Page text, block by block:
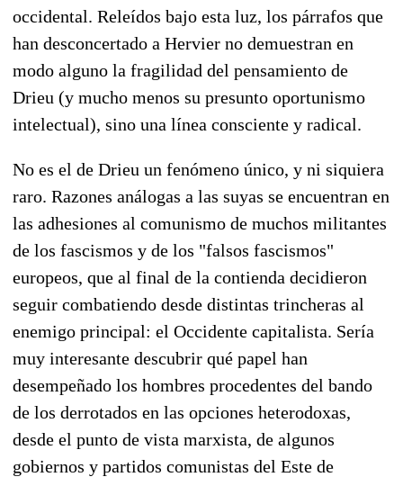
occidental. Releídos bajo esta luz, los párrafos que
han desconcertado a Hervier no demuestran en
modo alguno la fragilidad del pensamiento de
Drieu (y mucho menos su presunto oportunismo
intelectual), sino una línea consciente y radical.
No es el de Drieu un fenómeno único, y ni siquiera
raro. Razones análogas a las suyas se encuentran en
las adhesiones al comunismo de muchos militantes
de los fascismos y de los "falsos fascismos"
europeos, que al final de la contienda decidieron
seguir combatiendo desde distintas trincheras al
enemigo principal: el Occidente capitalista. Sería
muy interesante descubrir qué papel han
desempeñado los hombres procedentes del bando
de los derrotados en las opciones heterodoxas,
desde el punto de vista marxista, de algunos
gobiernos y partidos comunistas del Este de